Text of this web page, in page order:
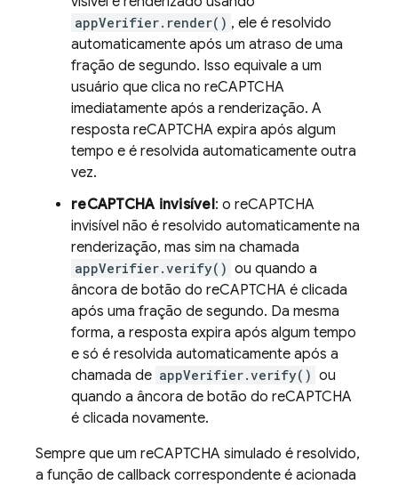
appVerifier.render() , ele é resolvido
automaticamente após um atraso de uma
fração de segundo. Isso equivale a um
usuário que clica no reCAPTCHA
imediatamente após a renderização. A
resposta reCAPTCHA expira após algum
tempo e é resolvida automaticamente outra
vez.
reCAPTCHA invisível: o reCAPTCHA
invisível não é resolvido automaticamente na
renderização, mas sim na chamada
appVerifier.verify() ou quando a
âncora de botão do reCAPTCHA é clicada
após uma fração de segundo. Da mesma
forma, a resposta expira após algum tempo
e só é resolvida automaticamente após a
chamada de appVerifier.verify() ou
quando a âncora de botão do reCAPTCHA
é clicada novamente.
Sempre que um reCAPTCHA simulado é resolvido,
a função de callback correspondente é acionada